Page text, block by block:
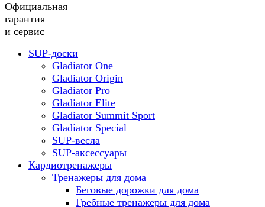
Официальная
гарантия
и сервис
SUP-доски
Gladiator One
Gladiator Origin
Gladiator Pro
Gladiator Elite
Gladiator Summit Sport
Gladiator Special
SUP-весла
SUP-аксессуары
Кардиотренажеры
Тренажеры для дома
Беговые дорожки для дома
Гребные тренажеры для дома